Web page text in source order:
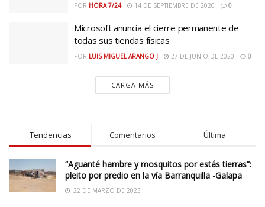
POR HORA 7/24 14 DE SEPTIEMBRE DE 2020 0
Microsoft anuncia el cierre permanente de
todas sus tiendas físicas
POR LUIS MIGUEL ARANGO J 27 DE JUNIO DE 2020 0
CARGA MÁS
Tendencias Comentarios Última
“Aguanté hambre y mosquitos por estás tierras”:
pleito por predio en la vía Barranquilla -Galapa
22 DE MARZO DE 2023